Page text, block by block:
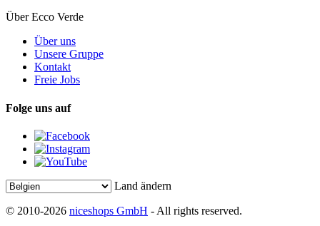
Über Ecco Verde
Über uns
Unsere Gruppe
Kontakt
Freie Jobs
Folge uns auf
Land ändern
© 2010-2026 niceshops GmbH - All rights reserved.